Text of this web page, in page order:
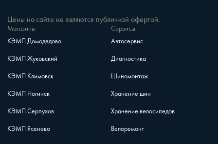
Магазины
КЭМП Домодедово
КЭМП Жуковский
КЭМП Климовск
КЭМП Ногинск
КЭМП Серпухов
КЭМП Ясенево
Сервисы
Автосервис
Диагностика
Шиномонтаж
Хранение шин
Хранение велосипедов
Велоремонт
Цены на сайте не являются публичной офертой.